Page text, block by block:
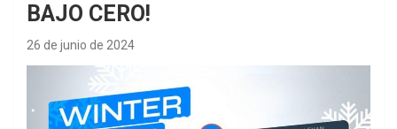
BAJO CERO!
26 de junio de 2024